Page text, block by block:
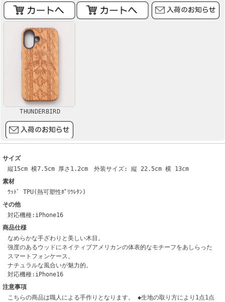
THUNDERBIRD
サイズ
縦15cm 横7.5cm 厚さ1.2cm 外装サイズ: 縦 22.5cm 横 13cm
素材
ｳｯﾄﾞ TPU(熱可塑性ﾎﾟﾘｳﾚﾀﾝ)
その他
対応機種:iPhone16
商品仕様
なめらかな手ざわりと美しい木目。
強度のあるウッドにネイティブアメリカンの体表的なモチーフをあしらった
スマートフォンケース。
ナチュラルな風合いが魅力的。
対応機種:iPhone16
注意事項
こちらの商品は職人による手作りとなります。 ◆生地の取り方により1点1点